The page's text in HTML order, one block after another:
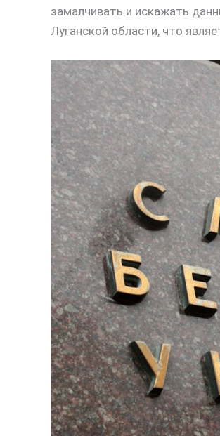
замалчивать и искажать
Луганской области, что